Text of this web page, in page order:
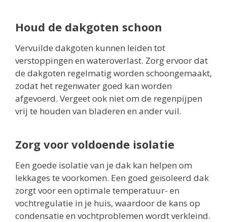
Houd de dakgoten schoon
Vervuilde dakgoten kunnen leiden tot
verstoppingen en wateroverlast. Zorg ervoor dat
de dakgoten regelmatig worden schoongemaakt,
zodat het regenwater goed kan worden
afgevoerd. Vergeet ook niet om de regenpijpen
vrij te houden van bladeren en ander vuil.
Zorg voor voldoende isolatie
Een goede isolatie van je dak kan helpen om
lekkages te voorkomen. Een goed geïsoleerd dak
zorgt voor een optimale temperatuur- en
vochtregulatie in je huis, waardoor de kans op
condensatie en vochtproblemen wordt verkleind.